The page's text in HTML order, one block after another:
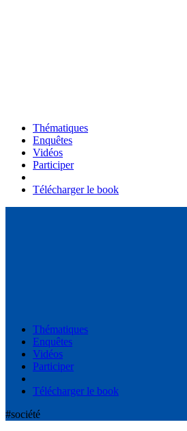
Thématiques
Enquêtes
Vidéos
Participer
Télécharger le book
Thématiques
Enquêtes
Vidéos
Participer
Télécharger le book
#société